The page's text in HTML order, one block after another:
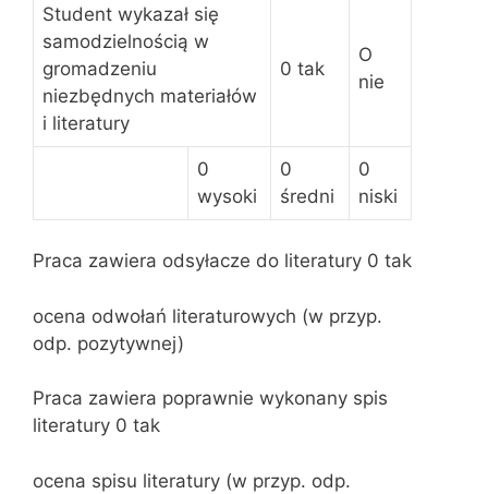
Student wykazał się
samodzielnością w
gromadzeniu
niezbędnych materiałów
i literatury
0 tak
O
nie
0
wysoki
0
średni
0
niski
Praca zawiera odsyłacze do literatury 0 tak
ocena odwołań literaturowych (w przyp.
odp. pozytywnej)
Praca zawiera poprawnie wykonany spis
literatury 0 tak
ocena spisu literatury (w przyp. odp.